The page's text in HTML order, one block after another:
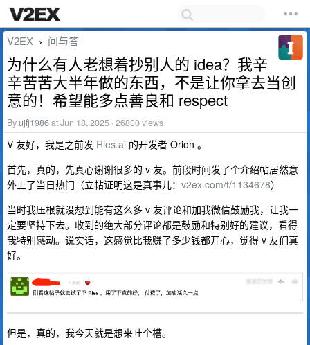
V2EX › 问与答
为什么有人老想着抄别人的 idea？我辛
辛苦苦大半年做的东西，不是让你拿去当创
意的！希望能多点善良和 respect
Byujfj1986at Jun 18, 2025 · 26800 views
V 友好，我是之前发 Ries.ai 的开发者 Orion 。
首先，真的，先真心谢谢很多的 v 友。前段时间发了个介绍帖居然意
外上了当日热门（立帖证明这是真事儿： v2ex.com/t/1134678）
当时我压根就没想到能有这么多 v 友评论和加我微信鼓励我，让我一
定要坚持下去。收到的绝大部分评论都是鼓励和特别好的建议，看得
我特别感动。说实话，这感觉比我赚了多少钱都开心，觉得 v 友们真
好。
但是，真的，我今天就是想来吐个槽。